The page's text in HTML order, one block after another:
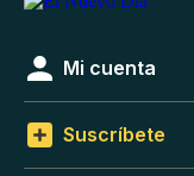
Mi cuenta
Suscríbete